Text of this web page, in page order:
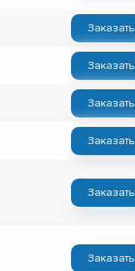
Заказать
Заказать
Заказать
Заказать
Заказать
Заказать